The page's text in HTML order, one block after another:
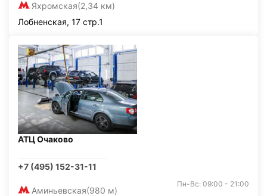
Яхромская(2,34 км)
Лобненская, 17 стр.1
АТЦ Очаково
+7 (495) 152-31-11
Аминьевская(980 м)
Пн-Вс: 09:00 - 21:00